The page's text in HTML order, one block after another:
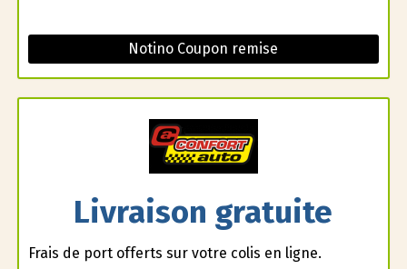
Notino Coupon remise
Livraison gratuite
Frais de port offerts sur votre colis en ligne.